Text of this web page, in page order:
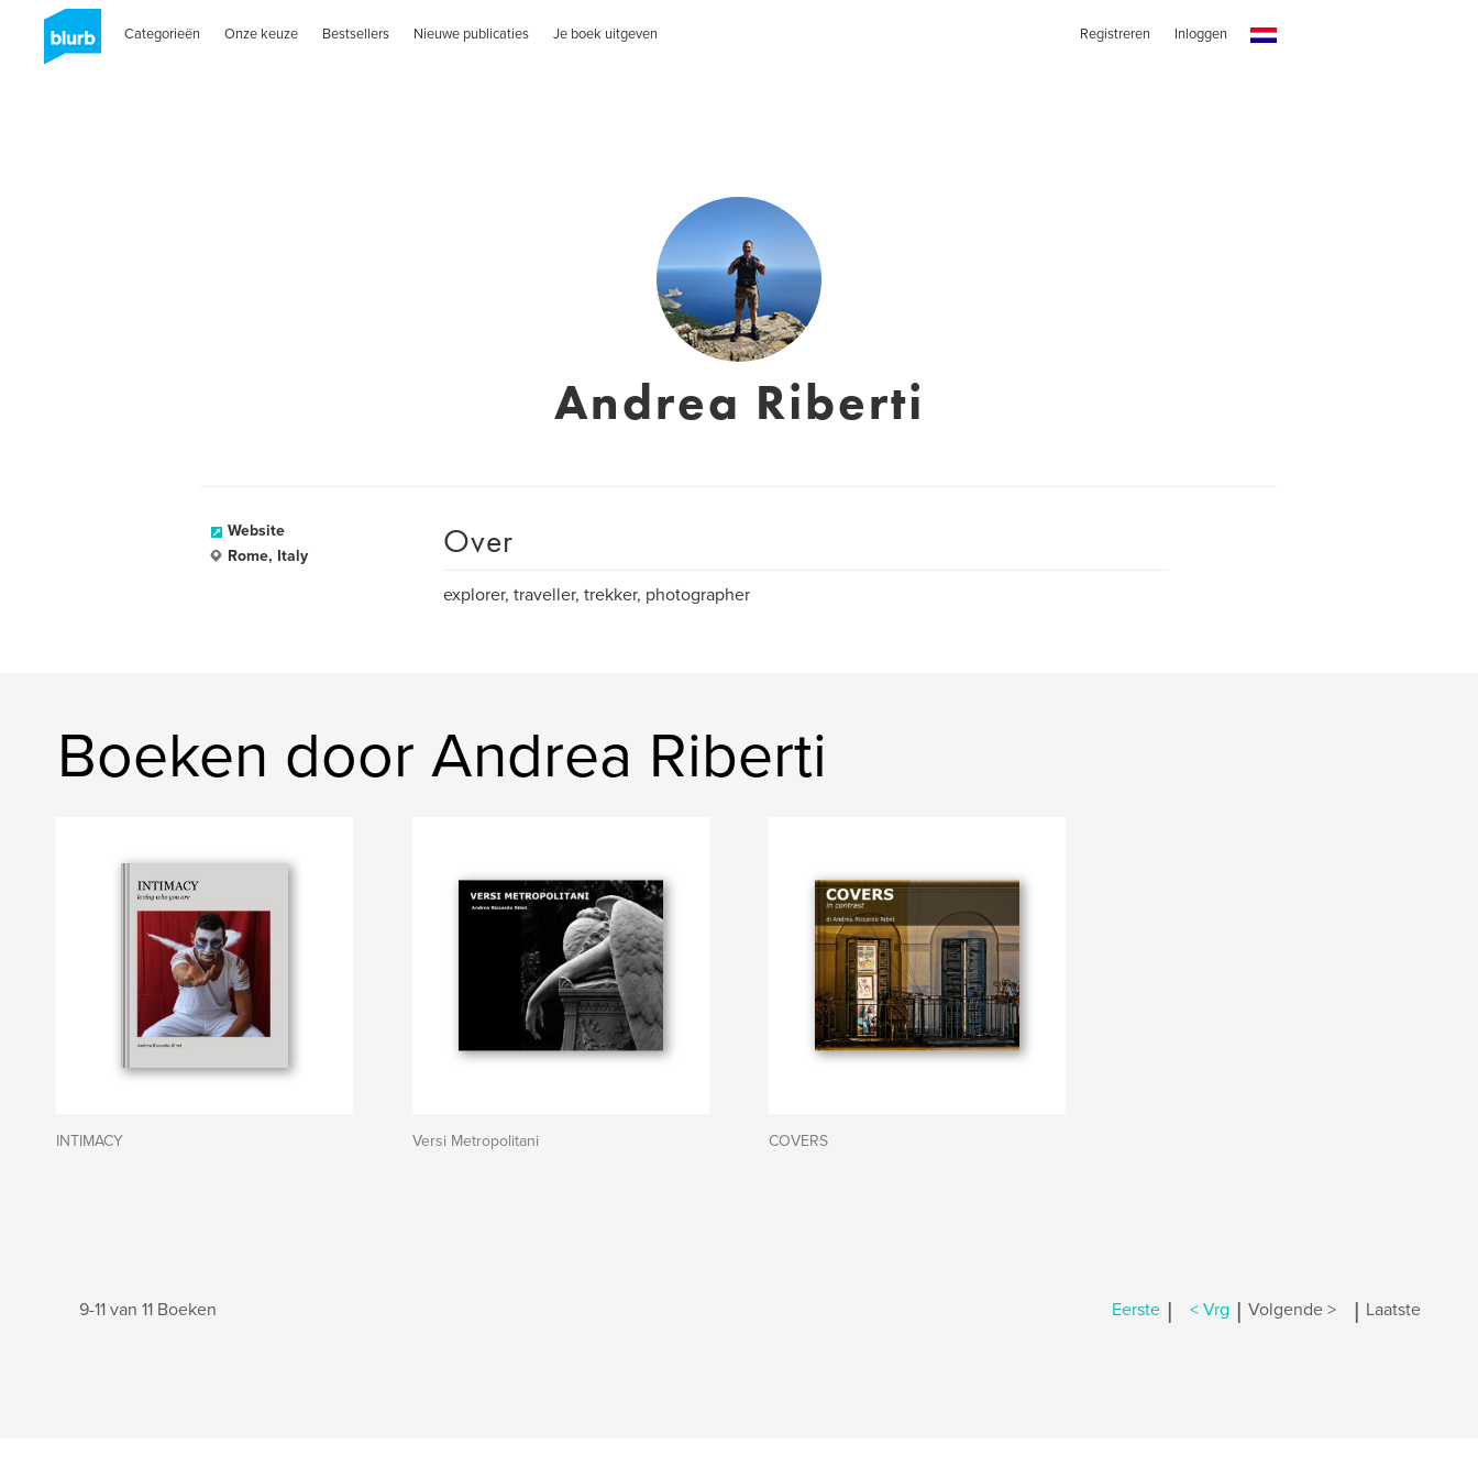
Categorieën Onze keuze Bestsellers Nieuwe publicaties Je boek uitgeven Registreren Inloggen
Andrea Riberti
Website
Rome, Italy
Over
explorer, traveller, trekker, photographer
Boeken door Andrea Riberti
INTIMACY Versi Metropolitani COVERS
9-11 van 11 Boeken Eerste | < Vrg | Volgende > | Laatste